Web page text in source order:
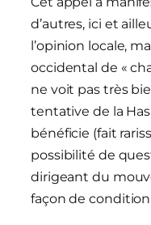
d’autres, ici et
l’opinion locale,
occidental de «
ne voit pas très
tentative de la
bénéficie (fait
possibilité de
dirigeant du
façon de